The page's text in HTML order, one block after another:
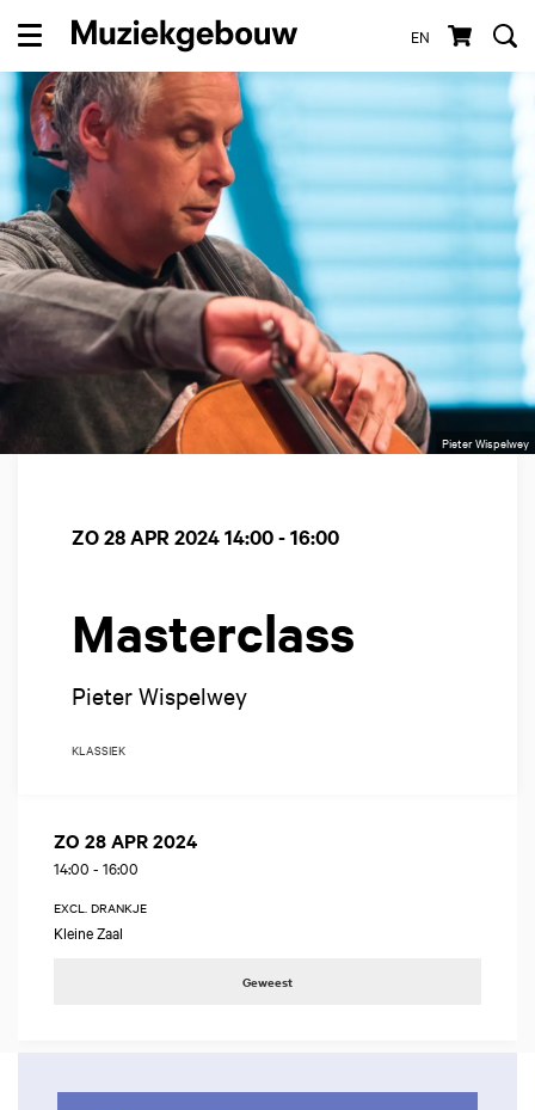
EN
Menu
Pieter Wispelwey
Masterclass
Pieter Wispelwey
ZO 28 APR 202414:00 - 16:00
KLASSIEK
ZO 28 APR 2024
14:00 - 16:00
EXCL. DRANKJE
Kleine Zaal
Geweest